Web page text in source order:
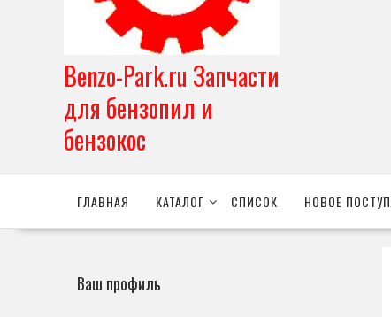
Benzo-Park.ru Запчасти
для бензопил и
бензокос
ГЛАВНАЯ КАТАЛОГ СПИСОК НОВОЕ
Ваш профиль